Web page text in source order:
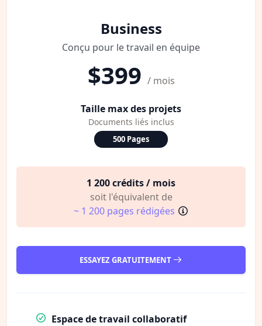
Business
Conçu pour le travail en équipe
$399 / mois
Taille max des projets
Documents liés inclus
500 Pages
1 200 crédits / mois
soit l'équivalent de
~ 1 200 pages rédigées
ESSAYEZ GRATUITEMENT
Espace de travail collaboratif